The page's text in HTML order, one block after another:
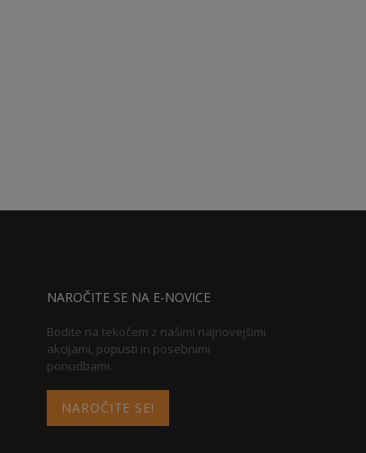
NAROČITE SE NA E-NOVICE
Bodite na tekočem z našimi najnovejšimi
akcijami, popusti in posebnimi
ponudbami.
NAROČITE SE!